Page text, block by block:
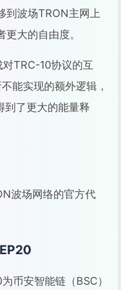
到波场TRON主网上
大的自由度。
TRC-10协议的互
能实现的额外逻辑，
到了更大的能量释
波场网络的官方代
币安智能链（BSC）